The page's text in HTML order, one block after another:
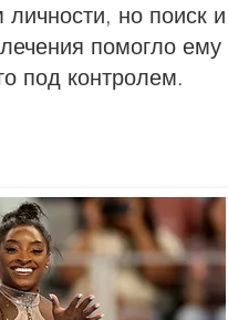
личности, но поиск и
помогло ему
под контролем.